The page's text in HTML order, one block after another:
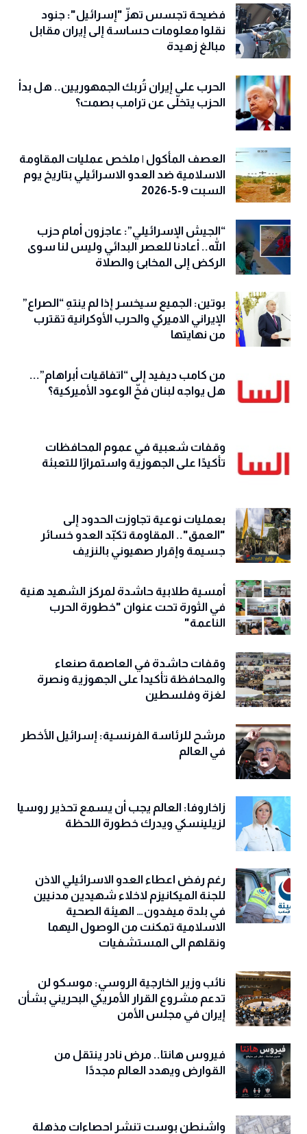
فضيحة تجسس تهزّ "إسرائيل": جنود
نقلوا معلومات حساسة إلى إيران مقابل
مبالغ زهيدة
الحرب على إيران تُربك الجمهوريين.. هل بدأ
الحزب يتخلّى عن ترامب بصمت؟
العصف المأكول | ملخص عمليات المقاومة
الاسلامية ضد العدو الاسرائيلي بتاريخ يوم
السبت 9-5-2026
“الجيش الإسرائيلي”: عاجزون أمام حزب
الله.. أعادنا للعصر البدائي وليس لنا سوى
الركض إلى المخابئ والصلاة
بوتين: الجميع سيخسر إذا لم ينتهِ “الصراع”
الإيراني الاميركي والحرب الأوكرانية تقترب
من نهايتها
من كامب ديفيد إلى “اتفاقيات أبراهام”...
هل يواجه لبنان فخّ الوعود الأميركية؟
وقفات شعبية في عموم المحافظات
تأكيدًا على الجهوزية واستمرارًا للتعبئة
بعمليات نوعية تجاوزت الحدود إلى
"العمق".. المقاومة تكبّد العدو خسائر
جسيمة وإقرار صهيوني بالنزيف
أمسية طلابية حاشدة لمركز الشهيد هنية
في الثورة تحت عنوان "خطورة الحرب
الناعمة"
وقفات حاشدة في العاصمة صنعاء
والمحافظة تأكيدا على الجهوزية ونصرة
لغزة وفلسطين
مرشح للرئاسة الفرنسية: إسرائيل الأخطر
في العالم
زاخاروفا: العالم يجب أن يسمع تحذير روسيا
لزيلينسكي ويدرك خطورة اللحظة
رغم رفض اعطاء العدو الاسرائيلي الاذن
للجنة الميكانيزم لاخلاء شهيدين مدنيين
في بلدة ميفدون… الهيئة الصحية
الاسلامية تمكنت من الوصول اليهما
ونقلهم الى المستشفيات
نائب وزير الخارجية الروسي: موسكو لن
تدعم مشروع القرار الأمريكي البحريني بشأن
إيران في مجلس الأمن
فيروس هانتا.. مرض نادر ينتقل من
القوارض ويهدد العالم مجددًا
واشنطن بوست تنشر احصاءات مذهلة